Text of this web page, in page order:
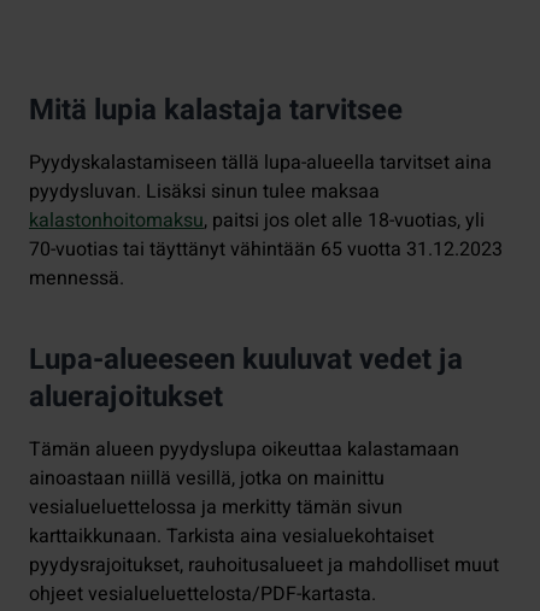
Mitä lupia kalastaja tarvitsee
Pyydyskalastamiseen tällä lupa-alueella tarvitset aina
pyydysluvan. Lisäksi sinun tulee maksaa
kalastonhoitomaksu, paitsi jos olet alle 18-vuotias, yli
70-vuotias tai täyttänyt vähintään 65 vuotta 31.12.2023
mennessä.
Lupa-alueeseen kuuluvat vedet ja
aluerajoitukset
Tämän alueen pyydyslupa oikeuttaa kalastamaan
ainoastaan niillä vesillä, jotka on mainittu
vesialueluettelossa ja merkitty tämän sivun
karttaikkunaan. Tarkista aina vesialuekohtaiset
pyydysrajoitukset, rauhoitusalueet ja mahdolliset muut
ohjeet vesialueluettelosta/PDF-kartasta.